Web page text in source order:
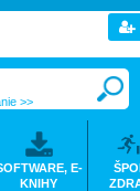
>>
E-
KNIHY